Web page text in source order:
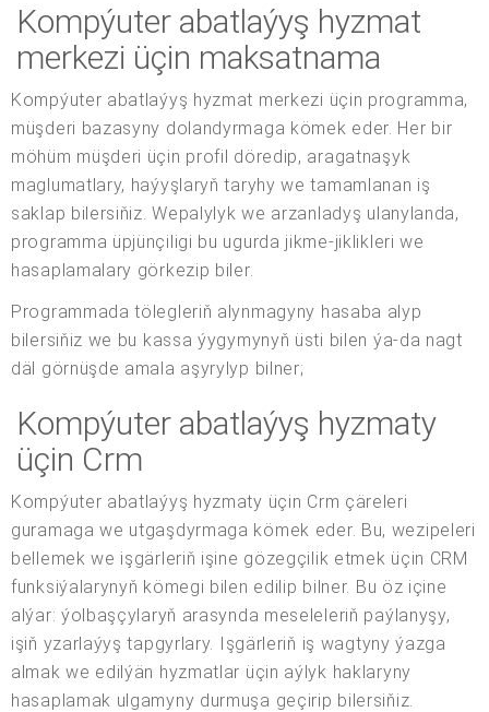
Kompýuter abatlaýyş hyzmat
merkezi üçin maksatnama
Kompýuter abatlaýyş hyzmat merkezi üçin programma,
müşderi bazasyny dolandyrmaga kömek eder. Her bir
möhüm müşderi üçin profil döredip, aragatnaşyk
maglumatlary, haýyşlaryň taryhy we tamamlanan iş
saklap bilersiňiz. Wepalylyk we arzanladyş ulanylanda,
programma üpjünçiligi bu ugurda jikme-jiklikleri we
hasaplamalary görkezip biler.
Programmada tölegleriň alynmagyny hasaba alyp
bilersiňiz we bu kassa ýygymynyň üsti bilen ýa-da nagt
däl görnüşde amala aşyrylyp bilner;
Kompýuter abatlaýyş hyzmaty
üçin Crm
Kompýuter abatlaýyş hyzmaty üçin Crm çäreleri
guramaga we utgaşdyrmaga kömek eder. Bu, wezipeleri
bellemek we işgärleriň işine gözegçilik etmek üçin CRM
funksiýalarynyň kömegi bilen edilip bilner. Bu öz içine
alýar: ýolbaşçylaryň arasynda meseleleriň paýlanyşy,
işiň yzarlaýyş tapgyrlary. Işgärleriň iş wagtyny ýazga
almak we edilýän hyzmatlar üçin aýlyk haklaryny
hasaplamak ulgamyny durmuşa geçirip bilersiňiz.